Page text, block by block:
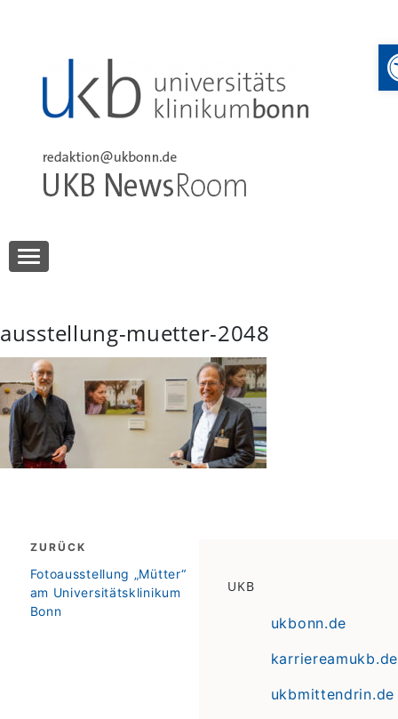
UKB NewsRoom
ausstellung-muetter-2048
Beitragsnavigation
ZURÜCK
zurück
Fotoausstellung „Mütter“
am Universitätsklinikum
Bonn
UKB
ukbonn.de
karriereamukb.de
ukbmittendrin.de